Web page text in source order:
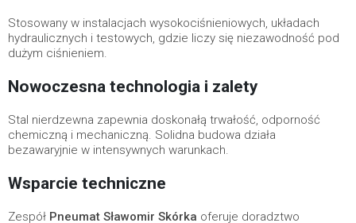
Stosowany w instalacjach wysokociśnieniowych, układach
hydraulicznych i testowych, gdzie liczy się niezawodność pod
dużym ciśnieniem.
Nowoczesna technologia i zalety
Stal nierdzewna zapewnia doskonałą trwałość, odporność
chemiczną i mechaniczną. Solidna budowa działa
bezawaryjnie w intensywnych warunkach.
Wsparcie techniczne
Zespół Pneumat Sławomir Skórka oferuje doradztwo